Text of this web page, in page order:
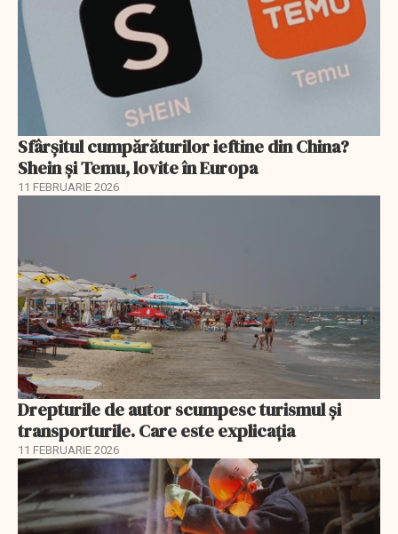
Sfârșitul cumpărăturilor ieftine din China?
Shein și Temu, lovite în Europa
11 FEBRUARIE 2026
Drepturile de autor scumpesc turismul și
transporturile. Care este explicația
11 FEBRUARIE 2026